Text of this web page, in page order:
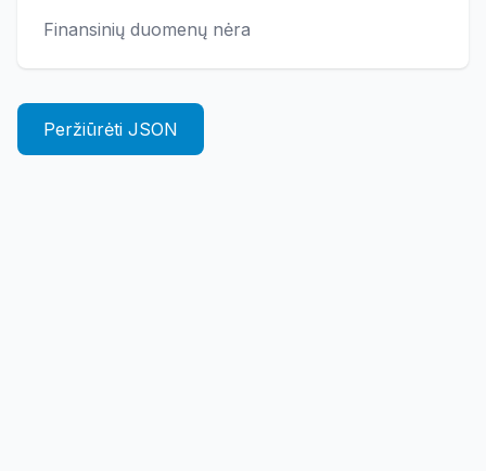
Finansinių duomenų nėra
Peržiūrėti JSON